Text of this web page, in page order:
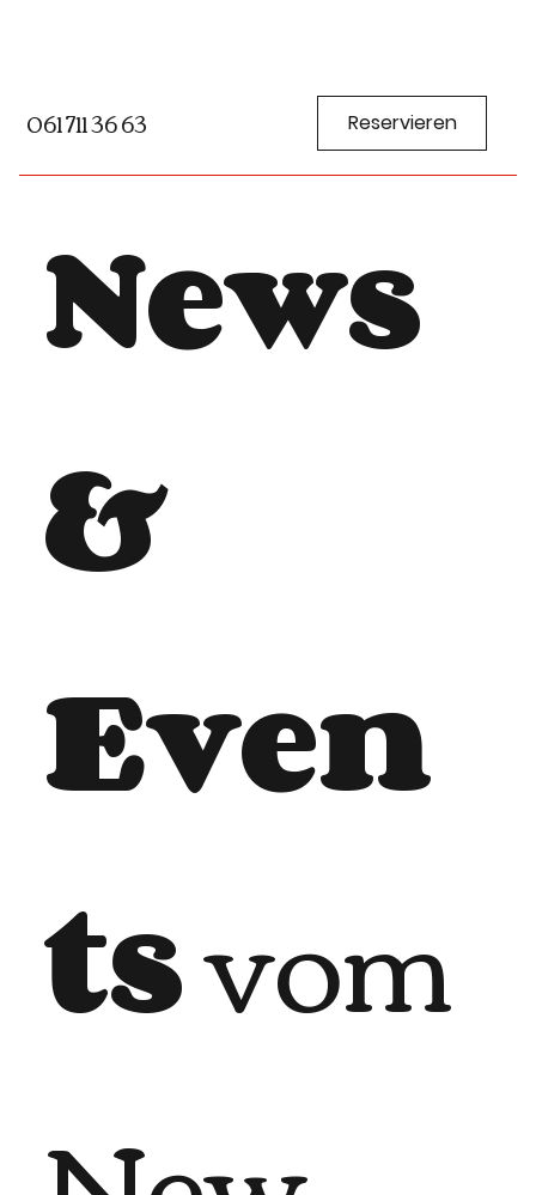
061 711 36 63 Reservieren
News
&
Even
tsvom